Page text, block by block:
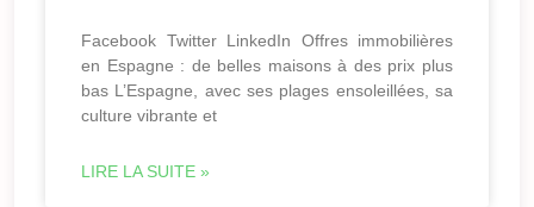
Facebook Twitter LinkedIn Offres immobilières
en Espagne : de belles maisons à des prix plus
bas L’Espagne, avec ses plages ensoleillées, sa
culture vibrante et
LIRE LA SUITE »